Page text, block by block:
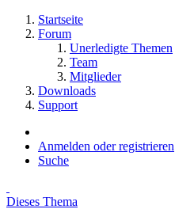
Startseite
Forum
Unerledigte Themen
Team
Mitglieder
Downloads
Support
Anmelden oder registrieren
Suche
Dieses Thema